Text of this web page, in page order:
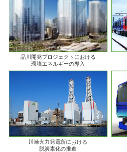
品川開発プロジェクトにおける
環境エネルギーの導入
川崎火力発電所における
脱炭素化の推進